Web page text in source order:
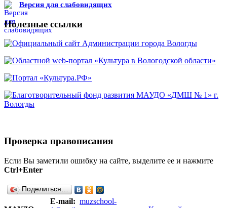
Версия для слабовидящих
Полезные ссылки
Проверка правописания
Если Вы заметили ошибку на сайте, выделите ее и нажмите
Ctrl+Enter
Поделиться…
E-mail: muzschool-